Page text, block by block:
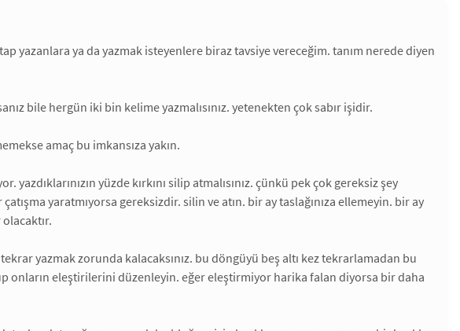
yazanlara ya da yazmak isteyenlere biraz tavsiye vereceğim. tanım nerede diyen
bile hergün iki bin kelime yazmalısınız. yetenekten çok sabır işidir.
amaç bu imkansıza yakın.
yazdıklarınızın yüzde kırkını silip atmalısınız. çünkü pek çok gereksiz şey
yaratmıyorsa gereksizdir. silin ve atın. bir ay taslağınıza ellemeyin. bir ay
yazmak zorunda kalacaksınız. bu döngüyü beş altı kez tekrarlamadan bu
onların eleştirilerini düzenleyin. eğer eleştirmiyor harika falan diyorsa bir daha